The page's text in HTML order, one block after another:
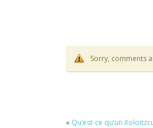
Sorry, comments
« Qu’est-ce qu’un